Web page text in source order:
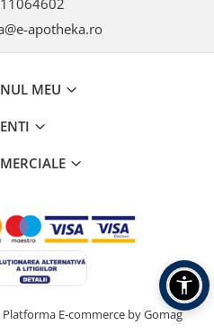
apotheka.ro
MEU
Platforma E-commerce by Gomag